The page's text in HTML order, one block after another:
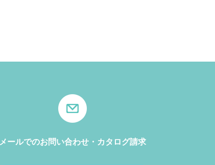
メールでのお問い合わせ・カタログ請求